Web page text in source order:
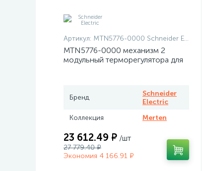
Артикул: MTN5776-0000 Schneider Electric
MTN5776-0000 механизм 2
модульный терморегулятора для
Бренд
Schneider
Electric
Коллекция
Merten
23 612.49 ₽ /шт
27 779.40 ₽
Экономия 4 166.91 ₽